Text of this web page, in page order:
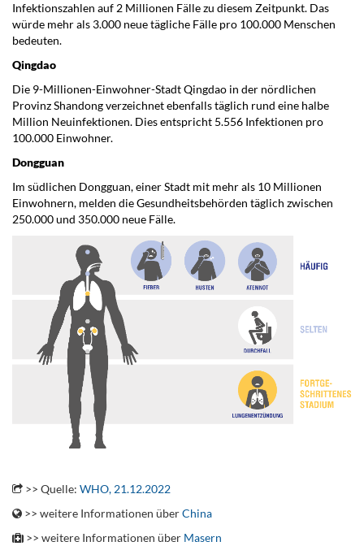
Infektionszahlen auf 2 Millionen Fälle zu diesem Zeitpunkt. Das
würde mehr als 3.000 neue tägliche Fälle pro 100.000 Menschen
bedeuten.
Qingdao
Die 9-Millionen-Einwohner-Stadt Qingdao in der nördlichen
Provinz Shandong verzeichnet ebenfalls täglich rund eine halbe
Million Neuinfektionen. Dies entspricht 5.556 Infektionen pro
100.000 Einwohner.
Dongguan
Im südlichen Dongguan, einer Stadt mit mehr als 10 Millionen
Einwohnern, melden die Gesundheitsbehörden täglich zwischen
250.000 und 350.000 neue Fälle.
>> Quelle: WHO, 21.12.2022
>> weitere Informationen überChina
>> weitere Informationen über Masern